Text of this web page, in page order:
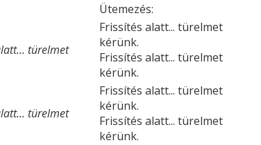
Ütemezés:
türelmet
Frissítés alatt... türelmet
kérünk.
Frissítés alatt... türelmet
kérünk.
türelmet
Frissítés alatt... türelmet
kérünk.
Frissítés alatt... türelmet
kérünk.